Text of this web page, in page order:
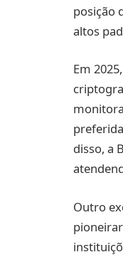
posição
altos
Em
disso, a
Outro